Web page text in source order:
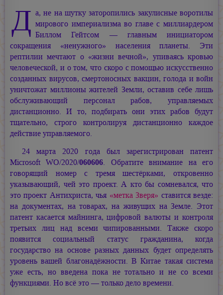
Д а, не на шутку заторопились закулисные воротилы
мирового империализма во главе с миллиардером
Биллом Гейтсом — главным инициатором
сокращения «ненужного» населения планеты. Эти
рептилии мечтают о «жизни вечной», упиваясь кровью
человеческой, и о том, что скоро с помощью искусственно
созданных вирусов, смертоносных вакцин, голода и войн
уничтожат миллионы жителей Земли, оставив себе лишь
обслуживающий персонал рабов, управляемых
дистанционно. И то, подбирать они этих рабов будут
тщательно, строго контролируя дистанционно каждое
действие управляемого.
24 марта 2020 года был зарегистрирован патент
Microsoft WO/2020/060606. Обратите внимание на его
говорящий номер с тремя шестёрками, откровенно
указывающий, чей это проект. А кто бы сомневался, что
это проект Антихриста, чья «метка Зверя» ставится везде:
на документах, на товарах, на живущих на Земле. Этот
патент касается майнинга, цифровой валюты и контроля
третьих лиц над всеми чипированными. Также скоро
появится социальный статус гражданина, когда
государство на основе разных данных будет определять
уровень вашей благонадёжности. В Китае такая система
уже есть, но введена пока не тотально и не со всеми
функциями. Но всё это — только дело времени.